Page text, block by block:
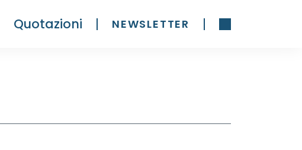
Quotazioni NEWSLETTER